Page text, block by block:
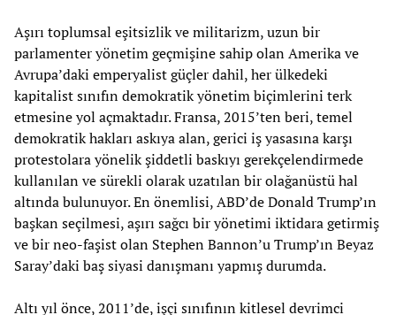
Aşırı toplumsal eşitsizlik ve militarizm, uzun bir
parlamenter yönetim geçmişine sahip olan Amerika ve
Avrupa’daki emperyalist güçler dahil, her ülkedeki
kapitalist sınıfın demokratik yönetim biçimlerini terk
etmesine yol açmaktadır. Fransa, 2015’ten beri, temel
demokratik hakları askıya alan, gerici iş yasasına karşı
protestolara yönelik şiddetli baskıyı gerekçelendirmede
kullanılan ve sürekli olarak uzatılan bir olağanüstü hal
altında bulunuyor. En önemlisi, ABD’de Donald Trump’ın
başkan seçilmesi, aşırı sağcı bir yönetimi iktidara getirmiş
ve bir neo-faşist olan Stephen Bannon’u Trump’ın Beyaz
Saray’daki baş siyasi danışmanı yapmış durumda.
Altı yıl önce, 2011’de, işçi sınıfının kitlesel devrimci